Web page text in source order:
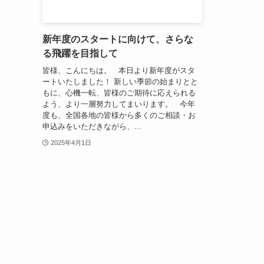
新年度のスタートに向けて、さらな
る飛躍を目指して
皆様、こんにちは。 本日より新年度がスタ
ートいたしました！ 新しい季節の始まりとと
もに、心機一転、皆様のご期待に応えられる
よう、より一層努力してまいります。 今年
度も、全国各地の皆様から多くのご相談・お
申込みをいただきながら、...
2025年4月1日